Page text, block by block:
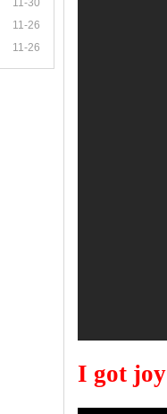
11-30
11-26
11-26
I got joy